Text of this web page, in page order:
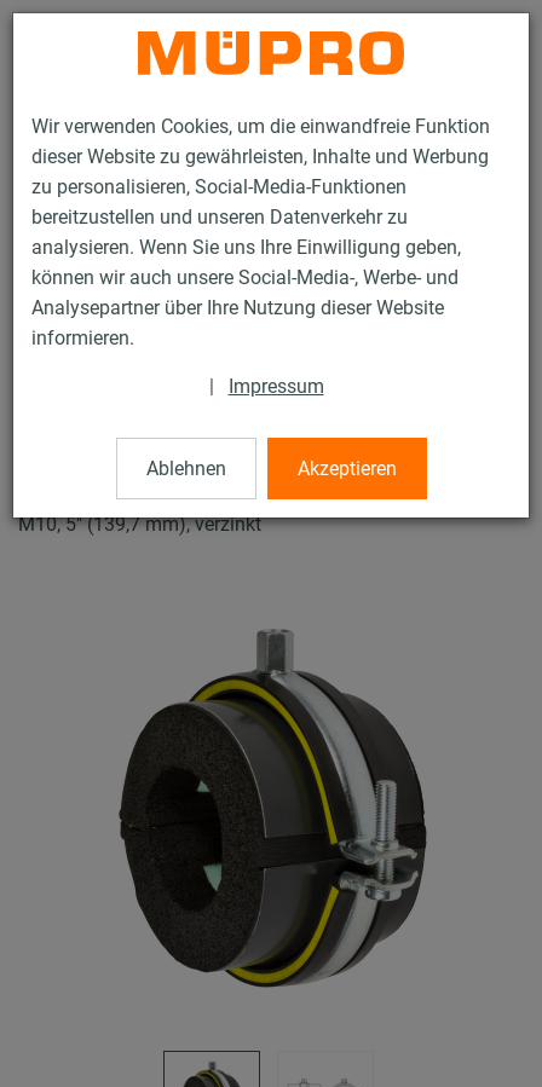
Wir verwenden Cookies, um die einwandfreie Funktion
dieser Website zu gewährleisten, Inhalte und Werbung
zu personalisieren, Social-Media-Funktionen
bereitzustellen und unseren Datenverkehr zu
analysieren. Wenn Sie uns Ihre Einwilligung geben,
können wir auch unsere Social-Media-, Werbe- und
Analysepartner über Ihre Nutzung dieser Website
informieren.
| Impressum
Ablehnen Akzeptieren
Kontakt
Produkte Befestigungstechnik
Rohrschellen
ISO-Schellen Typ H, M, T
ISO-Schellen Typ H, M, T
Iso-Schelle DÄMMGULAST® gelb, Typ T, Iso 32-45 mm,
M10, 5" (139,7 mm), verzinkt